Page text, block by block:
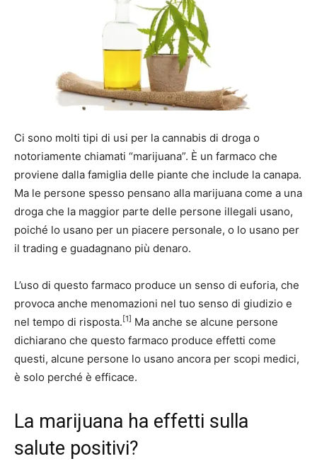
Ci sono molti tipi di usi per la cannabis di droga o
notoriamente chiamati “marijuana”. È un farmaco che
proviene dalla famiglia delle piante che include la canapa.
Ma le persone spesso pensano alla marijuana come a una
droga che la maggior parte delle persone illegali usano,
poiché lo usano per un piacere personale, o lo usano per
il trading e guadagnano più denaro.
L’uso di questo farmaco produce un senso di euforia, che
provoca anche menomazioni nel tuo senso di giudizio e
nel tempo di risposta. [1] Ma anche se alcune persone
dichiarano che questo farmaco produce effetti come
questi, alcune persone lo usano ancora per scopi medici,
è solo perché è efficace.
La marijuana ha effetti sulla
salute positivi?